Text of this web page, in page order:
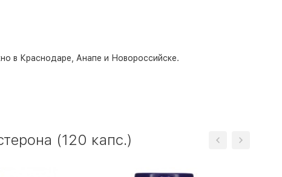
в Краснодаре, Анапе и Новороссийске.
(120 капс.)